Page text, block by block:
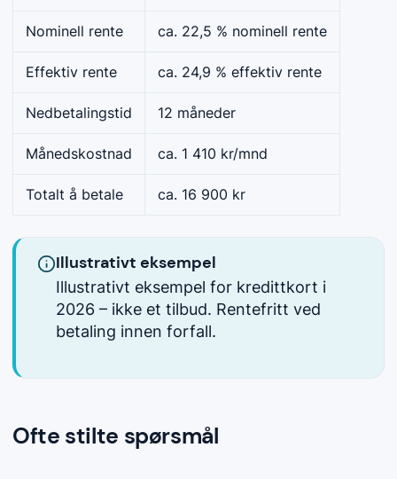
Nominell rente ca. 22,5 % nominell rente
Effektiv rente ca. 24,9 % effektiv rente
Nedbetalingstid 12 måneder
Månedskostnad ca. 1 410 kr/mnd
Totalt å betale ca. 16 900 kr
Illustrativt eksempel
Illustrativt eksempel for kredittkort i
2026 – ikke et tilbud. Rentefritt ved
betaling innen forfall.
Ofte stilte spørsmål